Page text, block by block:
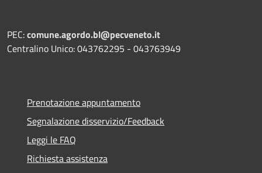
PEC:comune.agordo.bl@pecveneto.it
Centralino Unico: 043762295 - 043763949
Prenotazione appuntamento
Segnalazione disservizio/Feedback
Leggi le FAQ
Richiesta assistenza